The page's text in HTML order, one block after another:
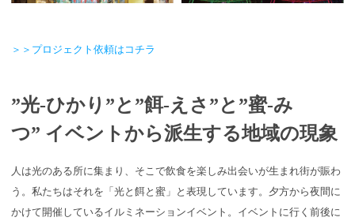
＞＞プロジェクト依頼はコチラ
”光-ひかり”と”餌-えさ”と”蜜-み
つ” イベントから派生する地域の現象
人は光のある所に集まり、そこで飲食を楽しみ出会いが生まれ街が賑わ
う。私たちはそれを「光と餌と蜜」と表現しています。夕方から夜間に
かけて開催しているイルミネーションイベント。イベントに行く前後に